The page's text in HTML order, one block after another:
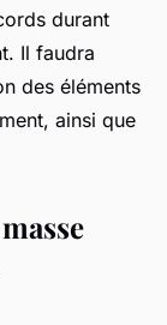
durant
Il faudra
des éléments
ainsi que